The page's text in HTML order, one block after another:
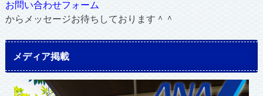
お問い合わせフォーム
からメッセージお待ちしております＾＾
メディア掲載